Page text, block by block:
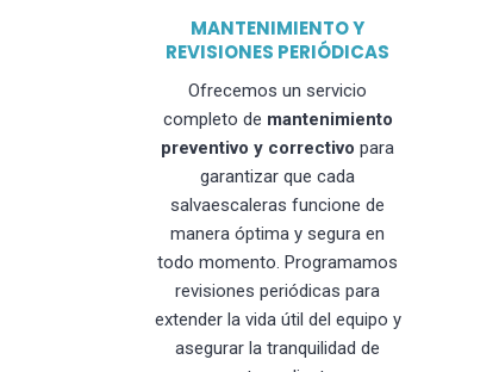
MANTENIMIENTO Y
REVISIONES PERIÓDICAS
Ofrecemos un servicio
completo de mantenimiento
preventivo y correctivo para
garantizar que cada
salvaescaleras funcione de
manera óptima y segura en
todo momento. Programamos
revisiones periódicas para
extender la vida útil del equipo y
asegurar la tranquilidad de